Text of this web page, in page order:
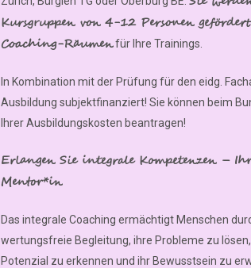
Kursgruppen von 4-12 Personen gefördert
Coaching-Räumenfür Ihre Trainings.
In Kombination mit der Prüfung für den eidg.
Ausbildung subjektfinanziert! Sie können beim
Ihrer Ausbildungskosten beantragen!
Erlangen Sie integrale Kompetenzen –
Mentor*in
Das integrale Coaching ermächtigt Menschen
wertungsfreie Begleitung, ihre Probleme zu
Potenzial zu erkennen und ihr Bewusstsein zu